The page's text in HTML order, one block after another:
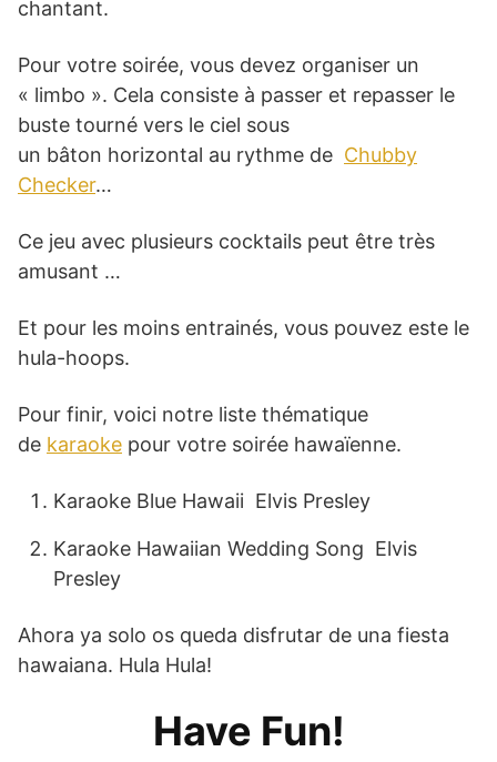
chantant.
Pour votre soirée, vous devez organiser un
« limbo ». Cela consiste à passer et repasser le
buste tourné vers le ciel sous
un bâton horizontal au rythme de Chubby
Checker…
Ce jeu avec plusieurs cocktails peut être très
amusant …
Et pour les moins entrainés, vous pouvez este le
hula-hoops.
Pour finir, voici notre liste thématique
de karaoke pour votre soirée hawaïenne.
Karaoke Blue Hawaii Elvis Presley
Karaoke Hawaiian Wedding Song Elvis
Presley
Ahora ya solo os queda disfrutar de una fiesta
hawaiana. Hula Hula!
Have Fun!